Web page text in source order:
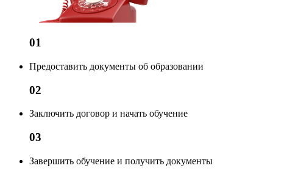
01
Предоставить документы об образовании
02
Заключить договор и начать обучение
03
Завершить обучение и получить документы